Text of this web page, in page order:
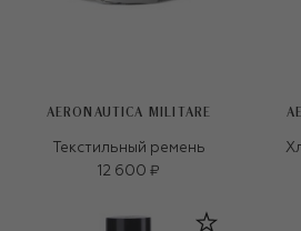
AERONAUTICA MILITARE
Текстильный ремень
12 600 ₽